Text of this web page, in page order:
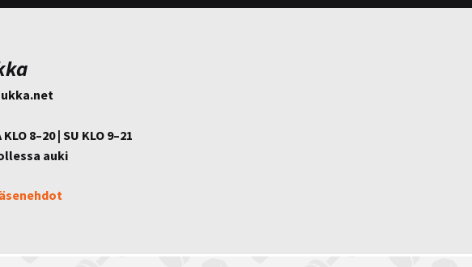
8–20 | SU KLO 9–21
auki